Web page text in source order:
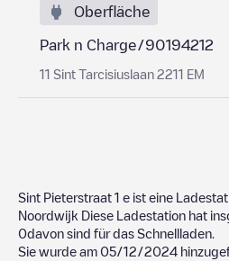
Oberfläche
Park n Charge/90194212
11 Sint Tarcisiuslaan 2211 EM
Sint Pieterstraat 1 e ist eine
Noordwijk Diese Ladestation hat
0davon sind für das Schnellladen.
Sie wurde am 05/12/2024